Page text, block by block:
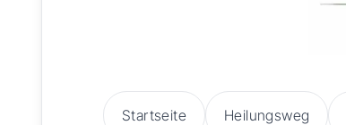
Startseite Heilungsweg